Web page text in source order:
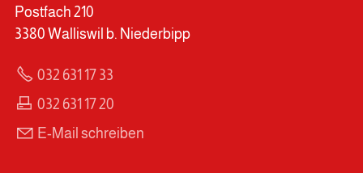
Postfach 210
3380 Walliswil b. Niederbipp
032 631 17 33
032 631 17 20
E-Mail schreiben